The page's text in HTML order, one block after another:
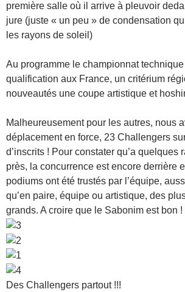
première salle où il arrive à pleuvoir
jure (juste « un peu » de condensation
les rayons de soleil)
Au programme le championnat
qualification aux France, un critérium
nouveautés une coupe artistique et
Malheureusement pour les autres, nous
déplacement en force, 23 Challengers
d’inscrits ! Pour constater qu’a quelques
près, la concurrence est encore derrière
podiums ont été trustés par l’équipe,
qu’en paire, équipe ou artistique, des
grands. A croire que le Sabonim est bon !
Des Challengers partout !!!